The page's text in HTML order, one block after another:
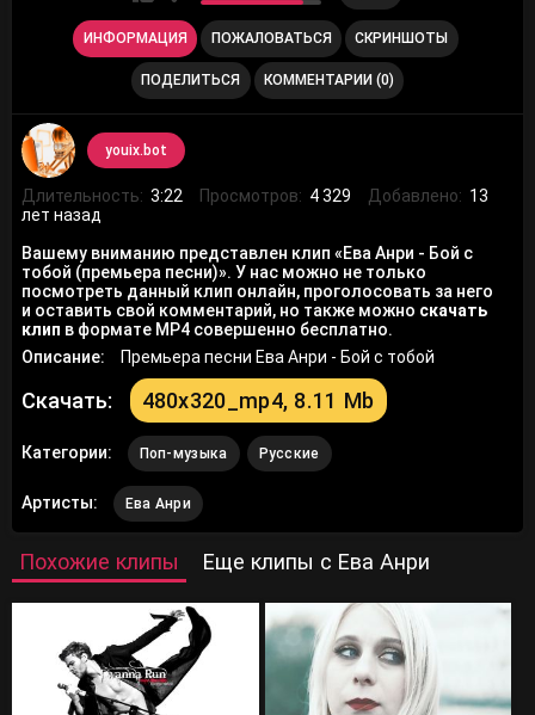
ИНФОРМАЦИЯ ПОЖАЛОВАТЬСЯ СКРИНШОТЫ
ПОДЕЛИТЬСЯ КОММЕНТАРИИ (0)
youix.bot
Длительность: 3:22 Просмотров: 4 329 Добавлено: 13
лет назад
Вашему вниманию представлен клип «Ева Анри - Бой с
тобой (премьера песни)». У нас можно не только
посмотреть данный клип онлайн, проголосовать за него
и оставить свой комментарий, но также можно скачать
клип в формате MP4 совершенно бесплатно.
Описание:
Премьера песни Ева Анри - Бой с тобой
Скачать: 480x320_mp4, 8.11 Mb
Категории: Поп-музыка Русские
Артисты: Ева Анри
Похожие клипы Еще клипы с Ева Анри